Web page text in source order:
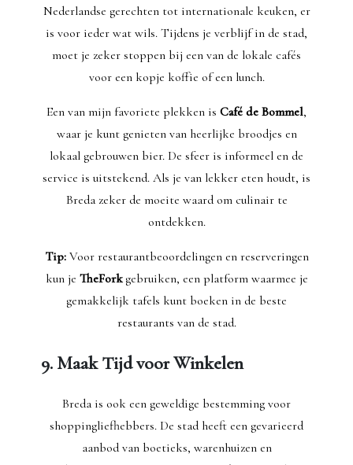
Nederlandse gerechten tot internationale keuken, er
is voor ieder wat wils. Tijdens je verblijf in de stad,
moet je zeker stoppen bij een van de lokale cafés
voor een kopje koffie of een lunch.
Een van mijn favoriete plekken is Café de Bommel,
waar je kunt genieten van heerlijke broodjes en
lokaal gebrouwen bier. De sfeer is informeel en de
service is uitstekend. Als je van lekker eten houdt, is
Breda zeker de moeite waard om culinair te
ontdekken.
Tip:Voor restaurantbeoordelingen en reserveringen
kun je TheForkgebruiken, een platform waarmee je
gemakkelijk tafels kunt boeken in de beste
restaurants van de stad.
9. Maak Tijd voor Winkelen
Breda is ook een geweldige bestemming voor
shoppingliefhebbers. De stad heeft een gevarieerd
aanbod van boetieks, warenhuizen en